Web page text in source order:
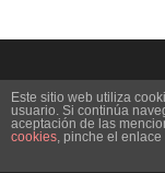
Este sitio web utiliza
usuario. Si continúa
aceptación de las
cookies, pinche el